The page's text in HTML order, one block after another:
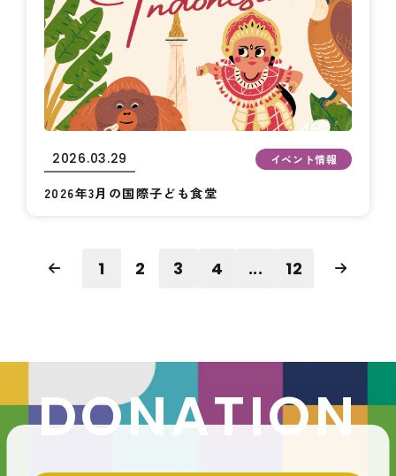
2026.03.29 イベント情報
2026年3月の国際子ども食堂
1 2 3 4 ... 12
DONATION